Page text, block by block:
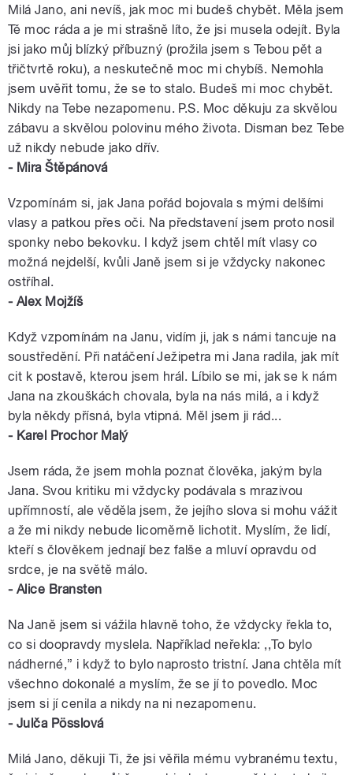
Milá Jano, ani nevíš, jak moc mi budeš chybět. Měla jsem
Tě moc ráda a je mi strašně líto, že jsi musela odejít. Byla
jsi jako můj blízký příbuzný (prožila jsem s Tebou pět a
třičtvrtě roku), a neskutečně moc mi chybíš. Nemohla
jsem uvěřit tomu, že se to stalo. Budeš mi moc chybět.
Nikdy na Tebe nezapomenu. P.S. Moc děkuju za skvělou
zábavu a skvělou polovinu mého života. Disman bez Tebe
už nikdy nebude jako dřív.
- Mira Štěpánová
Vzpomínám si, jak Jana pořád bojovala s mými delšími
vlasy a patkou přes oči. Na představení jsem proto nosil
sponky nebo bekovku. I když jsem chtěl mít vlasy co
možná nejdelší, kvůli Janě jsem si je vždycky nakonec
ostříhal.
- Alex Mojžíš
Když vzpomínám na Janu, vidím ji, jak s námi tancuje na
soustředění. Při natáčení Ježipetra mi Jana radila, jak mít
cit k postavě, kterou jsem hrál. Líbilo se mi, jak se k nám
Jana na zkouškách chovala, byla na nás milá, a i když
byla někdy přísná, byla vtipná. Měl jsem ji rád...
- Karel Prochor Malý
Jsem ráda, že jsem mohla poznat člověka, jakým byla
Jana. Svou kritiku mi vždycky podávala s mrazivou
upřímností, ale věděla jsem, že jejího slova si mohu vážit
a že mi nikdy nebude licoměrně lichotit. Myslím, že lidí,
kteří s člověkem jednají bez falše a mluví opravdu od
srdce, je na světě málo.
- Alice Bransten
Na Janě jsem si vážila hlavně toho, že vždycky řekla to,
co si doopravdy myslela. Například neřekla: ,,To bylo
nádherné,” i když to bylo naprosto tristní. Jana chtěla mít
všechno dokonalé a myslím, že se jí to povedlo. Moc
jsem si jí cenila a nikdy na ni nezapomenu.
- Julča Pösslová
Milá Jano, děkuji Ti, že jsi věřila mému vybranému textu,